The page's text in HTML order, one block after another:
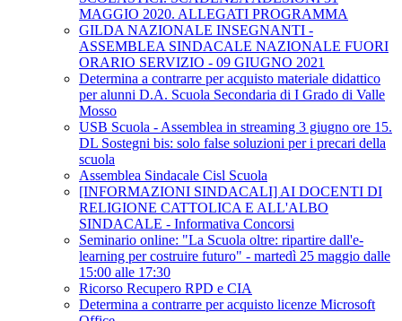
MAGGIO 2020. ALLEGATI PROGRAMMA
GILDA NAZIONALE INSEGNANTI -
ASSEMBLEA SINDACALE NAZIONALE FUORI
ORARIO SERVIZIO - 09 GIUGNO 2021
Determina a contrarre per acquisto materiale didattico
per alunni D.A. Scuola Secondaria di I Grado di Valle
Mosso
USB Scuola - Assemblea in streaming 3 giugno ore 15.
DL Sostegni bis: solo false soluzioni per i precari della
scuola
Assemblea Sindacale Cisl Scuola
[INFORMAZIONI SINDACALI] AI DOCENTI DI
RELIGIONE CATTOLICA E ALL'ALBO
SINDACALE - Informativa Concorsi
Seminario online: "La Scuola oltre: ripartire dall'e-
learning per costruire futuro" - martedì 25 maggio dalle
15:00 alle 17:30
Ricorso Recupero RPD e CIA
Determina a contrarre per acquisto licenze Microsoft